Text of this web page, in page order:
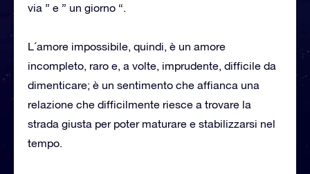
via ” e ” un giorno “.
L´amore impossibile, quindi, è un amore
incompleto, raro e, a volte, imprudente, difficile da
dimenticare; è un sentimento che affianca una
relazione che difficilmente riesce a trovare la
strada giusta per poter maturare e stabilizzarsi nel
tempo.